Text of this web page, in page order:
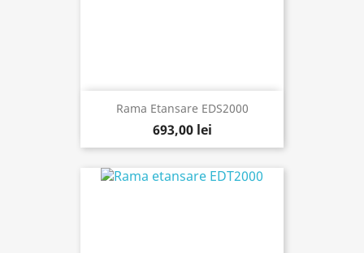
Rama Etansare EDS2000
693,00 lei